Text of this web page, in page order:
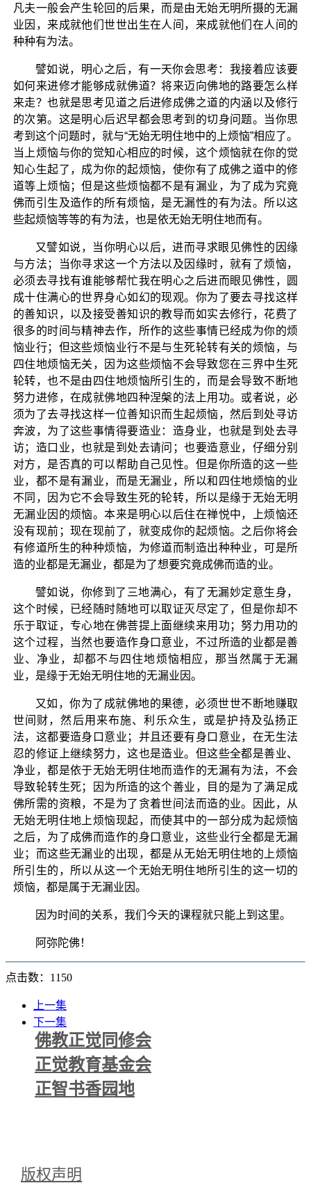
凡夫一般会产生轮回的后果，而是由无始无明所摄的无漏
业因，来成就他们世世出生在人间，来成就他们在人间的
种种有为法。
譬如说，明心之后，有一天你会思考：我接着应该要
如何来进修才能够成就佛道？将来迈向佛地的路要怎么样
来走？也就是思考见道之后进修成佛之道的内涵以及修行
的次第。这是明心后迟早都会思考到的切身问题。当你思
考到这个问题时，就与“无始无明住地中的上烦恼”相应了。
当上烦恼与你的觉知心相应的时候，这个烦恼就在你的觉
知心生起了，成为你的起烦恼，使你有了成佛之道中的修
道等上烦恼；但是这些烦恼都不是有漏业，为了成为究竟
佛而引生及造作的所有烦恼，是无漏性的有为法。所以这
些起烦恼等等的有为法，也是依无始无明住地而有。
又譬如说，当你明心以后，进而寻求眼见佛性的因缘
与方法；当你寻求这一个方法以及因缘时，就有了烦恼，
必须去寻找有谁能够帮忙我在明心之后进而眼见佛性，圆
成十住满心的世界身心如幻的现观。你为了要去寻找这样
的善知识，以及接受善知识的教导而如实去修行，花费了
很多的时间与精神去作，所作的这些事情已经成为你的烦
恼业行；但这些烦恼业行不是与生死轮转有关的烦恼，与
四住地烦恼无关，因为这些烦恼不会导致您在三界中生死
轮转，也不是由四住地烦恼所引生的，而是会导致不断地
努力进修，在成就佛地四种涅槃的法上用功。或者说，必
须为了去寻找这样一位善知识而生起烦恼，然后到处寻访
奔波，为了这些事情得要造业：造身业，也就是到处去寻
访；造口业，也就是到处去请问；也要造意业，仔细分别
对方，是否真的可以帮助自己见性。但是你所造的这一些
业，都不是有漏业，而是无漏业，所以和四住地烦恼的业
不同，因为它不会导致生死的轮转，所以是缘于无始无明
无漏业因的烦恼。本来是明心以后住在禅悦中，上烦恼还
没有现前；现在现前了，就变成你的起烦恼。之后你将会
有修道所生的种种烦恼，为修道而制造出种种业，可是所
造的业都是无漏业，都是为了想要究竟成佛而造的业。
譬如说，你修到了三地满心，有了无漏妙定意生身，
这个时候，已经随时随地可以取证灭尽定了，但是你却不
乐于取证，专心地在佛菩提上面继续来用功；努力用功的
这个过程，当然也要造作身口意业，不过所造的业都是善
业、净业，却都不与四住地烦恼相应，那当然属于无漏
业，是缘于无始无明住地的无漏业因。
又如，你为了成就佛地的果德，必须世世不断地赚取
世间财，然后用来布施、利乐众生，或是护持及弘扬正
法，这都要造身口意业；并且还要有身口意业，在无生法
忍的修证上继续努力，这也是造业。但这些全都是善业、
净业，都是依于无始无明住地而造作的无漏有为法，不会
导致轮转生死；因为所造的这个善业，目的是为了满足成
佛所需的资粮，不是为了贪着世间法而造的业。因此，从
无始无明住地上烦恼现起，而使其中的一部分成为起烦恼
之后，为了成佛而造作的身口意业，这些业行全都是无漏
业；而这些无漏业的出现，都是从无始无明住地的上烦恼
所引生的，所以从这一个无始无明住地所引生的这一切的
烦恼，都是属于无漏业因。
因为时间的关系，我们今天的课程就只能上到这里。
阿弥陀佛！
点击数：1150
上一集
下一集
佛教正觉同修会
正觉教育基金会
正智书香园地
版权声明